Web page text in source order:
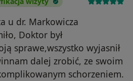
u dr. Markowicza
Doktor był
sprawe,wszystko wyjasnił
dalej zrobić, ze swoim
schorzeniem.